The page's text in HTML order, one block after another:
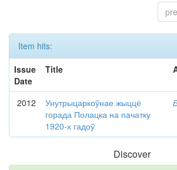
Item hits:
Issue
Date
Title
2012
Унутрыцаркоўнае жыццё
горада Полацка на пачатку
1920-х гадоў
Discover